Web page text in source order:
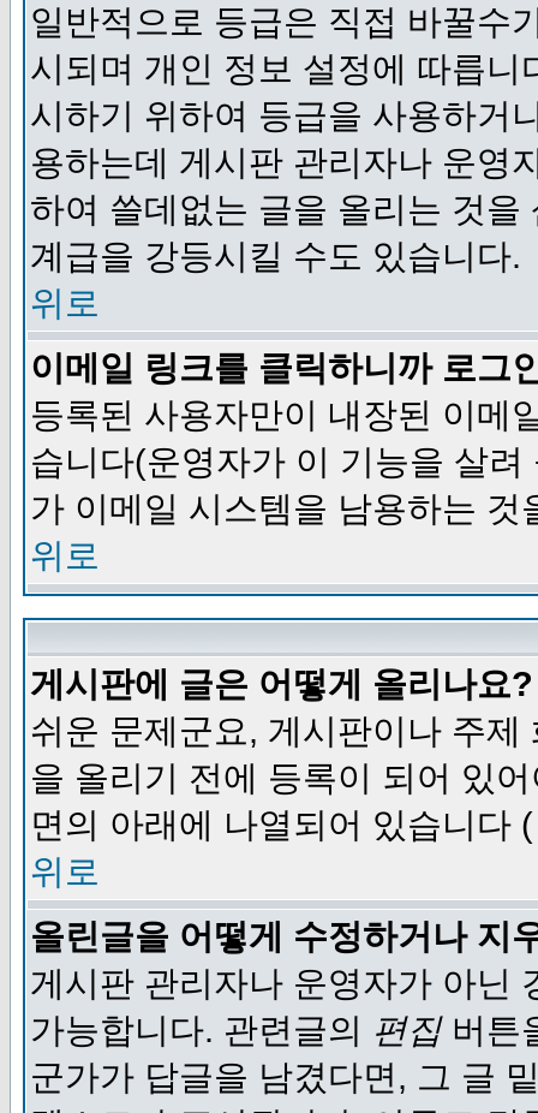
일반적으로 등급은 직접 바꿀수
시되며 개인 정보 설정에 따릅
시하기 위하여 등급을 사용하거
용하는데 게시판 관리자나 운영
하여 쓸데없는 글을 올리는 것
계급을 강등시킬 수도 있습니다.
위로
이메일 링크를 클릭하니까 로그
등록된 사용자만이 내장된 이메
습니다(운영자가 이 기능을 살
가 이메일 시스템을 남용하는 것
위로
게시판에 글은 어떻게 올리나요?
쉬운 문제군요, 게시판이나 주
을 올리기 전에 등록이 되어 있
면의 아래에 나열되어 있습니다 (
위로
올린글을 어떻게 수정하거나 지
게시판 관리자나 운영자가 아닌
가능합니다. 관련글의 편집버튼
군가가 답글을 남겼다면, 그 글